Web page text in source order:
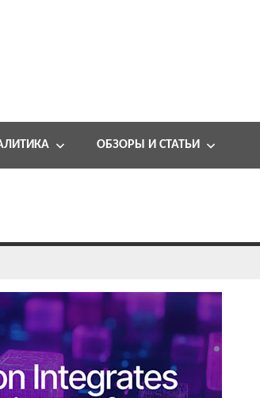
ОБЗОРЫ И СТАТЬИ